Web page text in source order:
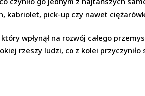
kabriolet, pick-up czy nawet
wpłynął na rozwój całego
rzeszy ludzi, co z kolei